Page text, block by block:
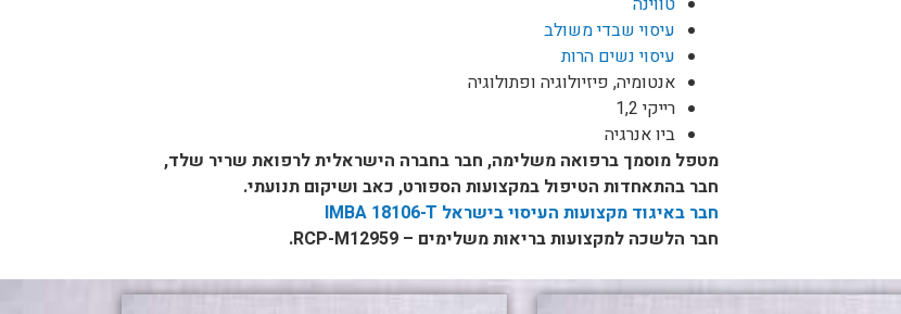
עיסוי שבדי משולב
עיסוי נשים הרות
אנטומיה, פיזיולוגיה ופתולוגיה
רייקי 1,2
ביו אנרגיה
מטפל מוסמך ברפואה משלימה, חבר בחברה הישראלית לרפואת שריר שלד,
חבר בהתאחדות הטיפול במקצועות הספורט, כאב ושיקום תנועתי.
חבר באיגוד מקצועות העיסוי בישראל IMBA 18106-T
חבר הלשכה למקצועות בריאות משלימים – RCP-M12959.